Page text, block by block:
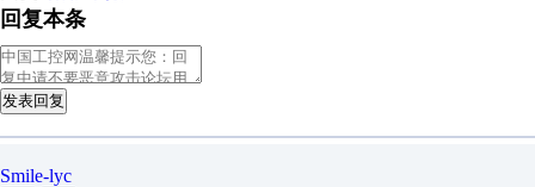
回复本条
发表回复
Smile-lyc